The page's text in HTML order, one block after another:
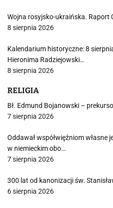
Wojna rosyjsko-ukraińska. Raport
8 sierpnia 2026
Kalendarium historyczne: 8
Hieronima Radziejowski…
8 sierpnia 2026
RELIGIA
Bł. Edmund Bojanowski –
7 sierpnia 2026
Oddawał współwięźniom własne
w niemieckim obo…
7 sierpnia 2026
300 lat od kanonizacji św.
6 sierpnia 2026